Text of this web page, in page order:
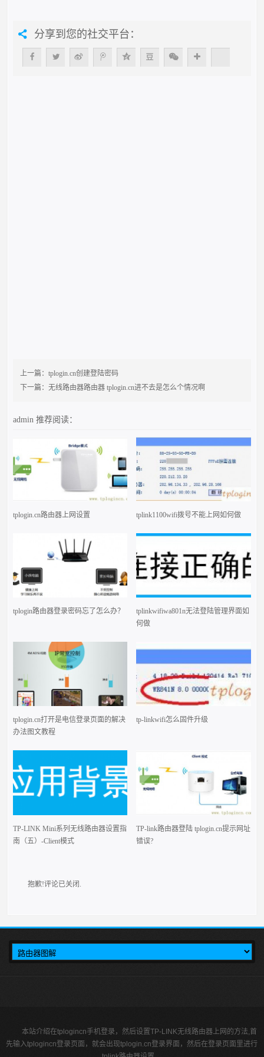
分享到您的社交平台：
上一篇：tplogin.cn创建登陆密码
下一篇：无线路由器路由器 tplogin.cn进不去是怎么个情况啊
admin推荐阅读：
tplogin.cn路由器上网设置 tplink1100wifi拨号不能上网如何做
tplogin路由器登录密码忘了怎么办？
tplinkwifiwa801n无法登陆管理界面如
何做
tplogin.cn打开是电信登录页面的解决
办法图文教程
tp-linkwifi怎么固件升级
TP-LINK Mini系列无线路由器设置指
南（五）-Client模式
TP-link路由器登陆 tplogin.cn提示网址
错误?
抱歉!评论已关闭.
本站介绍在tplogincn手机登录，然后设置TP-LINK无线路由器上网的方法,首
先输入tplogincn登录页面，就会出现tplogin.cn登录界面，然后在登录页面里进行